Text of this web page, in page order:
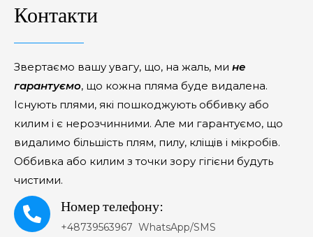
Контакти
Звертаємо вашу увагу, що, на жаль, ми не
гарантуємо, що кожна пляма буде видалена.
Існують плями, які пошкоджують оббивку або
килим і є нерозчинними. Але ми гарантуємо, що
видалимо більшість плям, пилу, кліщів і мікробів.
Оббивка або килим з точки зору гігієни будуть
чистими.
Номер телефону:
+48739563967 WhatsApp/SMS